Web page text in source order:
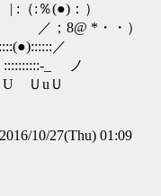
％(●)：）
*・・）
／
_ ノ
uＵ
10/27(Thu) 01:09